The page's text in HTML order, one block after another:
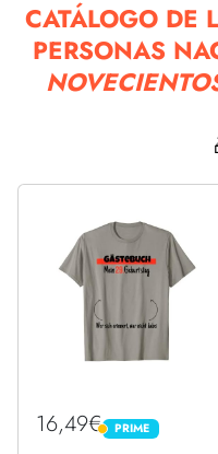
CATÁLOGO DE
PERSONAS
16,49€ PRIME
PRIME